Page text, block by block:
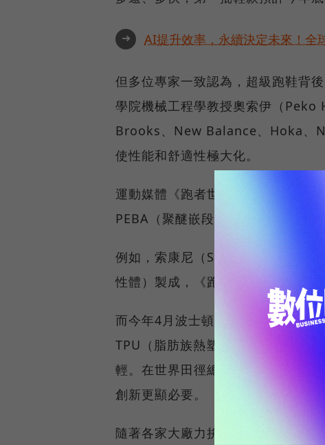
➜ AI提升效率，永續決定未來！
但多位專家一致認為，超級跑鞋背
學院機械工程學教授奧索伊（Peko
Brooks、New Balance、Hoka、
使性能和舒適性極大化。
運動媒體《跑者世界》（Runner’s
PEBA（聚醚嵌段醯胺）製成，但現
例如，索康尼（Saucony）
性體）製成，《跑者世界》認為，
而今年4月波士頓馬拉松期間首次
TPU（脂肪族熱塑性聚氨酯）構成
輕。在世界田徑總會2020年將公路
創新更顯必要。
隨著各家大廠力拚材料研發，誰能